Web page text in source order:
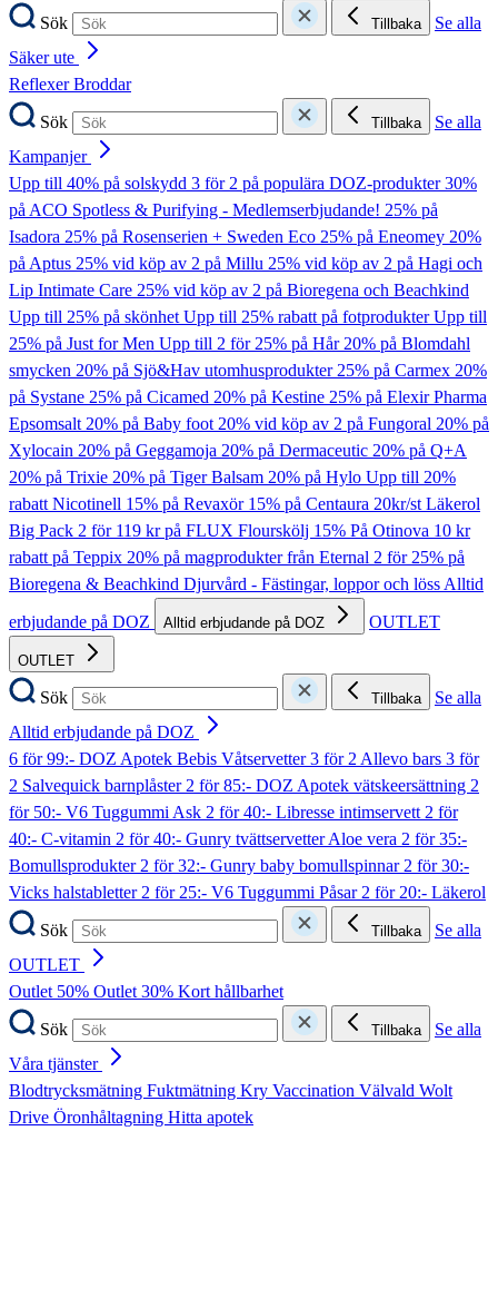
Sök
Tillbaka
Se alla
Säker ute
ReflexerBroddar
Sök
Tillbaka
Se alla
Kampanjer
Upp till 40% på solskydd 3 för 2 på populära DOZ-produkter30%
på ACO Spotless & Purifying - Medlemserbjudande! 25% på
Isadora 25% på Rosenserien + Sweden Eco 25% på Eneomey 20%
på Aptus 25% vid köp av 2 på Millu 25% vid köp av 2 på Hagi och
Lip Intimate Care 25% vid köp av 2 på Bioregena och Beachkind
Upp till 25% på skönhetUpp till 25% rabatt på fotprodukterUpp till
25% på Just for Men Upp till 2 för 25% på Hår20% på Blomdahl
smycken 20% på Sjö&Hav utomhusprodukter25% på Carmex 20%
på Systane 25% på Cicamed 20% på Kestine 25% på Elexir Pharma
Epsomsalt20% på Baby foot20% vid köp av 2 på Fungoral 20% på
Xylocain 20% på Geggamoja 20% på Dermaceutic 20% på Q+A
20% på Trixie 20% på Tiger Balsam 20% på Hylo Upp till 20%
rabatt Nicotinell 15% på Revaxör 15% på Centaura 20kr/st Läkerol
Big Pack 2 för 119 kr på FLUX Flourskölj 15% På Otinova 10 kr
rabatt på Teppix 20% på magprodukter från Eternal 2 för 25% på
Bioregena & Beachkind Djurvård - Fästingar, loppor och lössAlltid
erbjudande på DOZ
Alltid erbjudande på DOZ OUTLET
OUTLET
Sök Tillbaka
Se alla
Alltid erbjudande på DOZ
6 för 99:- DOZ Apotek Bebis Våtservetter3 för 2 Allevo bars 3 för
2 Salvequick barnplåster2 för 85:- DOZ Apotek vätskeersättning 2
för 50:- V6 Tuggummi Ask 2 för 40:- Libresse intimservett2 för
40:- C-vitamin 2 för 40:- Gunry tvättservetter Aloe vera 2 för 35:-
Bomullsprodukter2 för 32:- Gunry baby bomullspinnar2 för 30:-
Vicks halstabletter2 för 25:- V6 Tuggummi Påsar2 för 20:- Läkerol
Sök
Tillbaka
Se alla
OUTLET
Outlet 50% Outlet 30% Kort hållbarhet
Sök
Tillbaka
Se alla
Våra tjänster
Blodtrycksmätning Fuktmätning Kry Vaccination Välvald Wolt
Drive Öronhåltagning Hitta apotek